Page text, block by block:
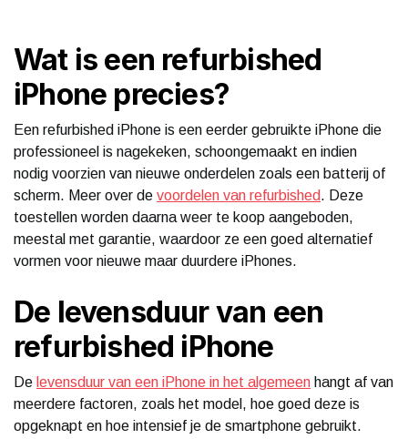
Wat is een refurbished
iPhone precies?
Een refurbished iPhone is een eerder gebruikte iPhone die
professioneel is nagekeken, schoongemaakt en indien
nodig voorzien van nieuwe onderdelen zoals een batterij of
scherm. Meer over de voordelen van refurbished. Deze
toestellen worden daarna weer te koop aangeboden,
meestal met garantie, waardoor ze een goed alternatief
vormen voor nieuwe maar duurdere iPhones.
De levensduur van een
refurbished iPhone
De levensduur van een iPhone in het algemeen hangt af van
meerdere factoren, zoals het model, hoe goed deze is
opgeknapt en hoe intensief je de smartphone gebruikt.